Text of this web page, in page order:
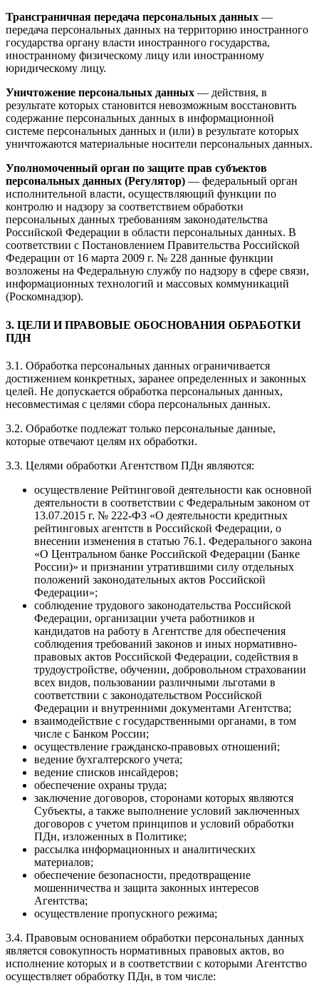
Трансграничная передача персональных данных —
передача персональных данных на территорию иностранного
государства органу власти иностранного государства,
иностранному физическому лицу или иностранному
юридическому лицу.
Уничтожение персональных данных — действия, в
результате которых становится невозможным восстановить
содержание персональных данных в информационной
системе персональных данных и (или) в результате которых
уничтожаются материальные носители персональных данных.
Уполномоченный орган по защите прав субъектов
персональных данных (Регулятор) — федеральный орган
исполнительной власти, осуществляющий функции по
контролю и надзору за соответствием обработки
персональных данных требованиям законодательства
Российской Федерации в области персональных данных. В
соответствии с Постановлением Правительства Российской
Федерации от 16 марта 2009 г. № 228 данные функции
возложены на Федеральную службу по надзору в сфере связи,
информационных технологий и массовых коммуникаций
(Роскомнадзор).
3. ЦЕЛИ И ПРАВОВЫЕ ОБОСНОВАНИЯ ОБРАБОТКИ
ПДН
3.1. Обработка персональных данных ограничивается
достижением конкретных, заранее определенных и законных
целей. Не допускается обработка персональных данных,
несовместимая с целями сбора персональных данных.
3.2. Обработке подлежат только персональные данные,
которые отвечают целям их обработки.
3.3. Целями обработки Агентством ПДн являются:
осуществление Рейтинговой деятельности как основной
деятельности в соответствии с Федеральным законом от
13.07.2015 г. № 222-ФЗ «О деятельности кредитных
рейтинговых агентств в Российской Федерации, о
внесении изменения в статью 76.1. Федерального закона
«О Центральном банке Российской Федерации (Банке
России)» и признании утратившими силу отдельных
положений законодательных актов Российской
Федерации»;
соблюдение трудового законодательства Российской
Федерации, организации учета работников и
кандидатов на работу в Агентстве для обеспечения
соблюдения требований законов и иных нормативно-
правовых актов Российской Федерации, содействия в
трудоустройстве, обучении, добровольном страховании
всех видов, пользовании различными льготами в
соответствии с законодательством Российской
Федерации и внутренними документами Агентства;
взаимодействие с государственными органами, в том
числе с Банком России;
осуществление гражданско-правовых отношений;
ведение бухгалтерского учета;
ведение списков инсайдеров;
обеспечение охраны труда;
заключение договоров, сторонами которых являются
Субъекты, а также выполнение условий заключенных
договоров с учетом принципов и условий обработки
ПДн, изложенных в Политике;
рассылка информационных и аналитических
материалов;
обеспечение безопасности, предотвращение
мошенничества и защита законных интересов
Агентства;
осуществление пропускного режима;
3.4. Правовым основанием обработки персональных данных
является совокупность нормативных правовых актов, во
исполнение которых и в соответствии с которыми Агентство
осуществляет обработку ПДн, в том числе: